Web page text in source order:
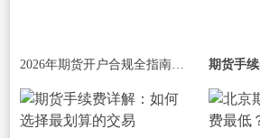
2026年期货开户合规全指南：避开黑平台，